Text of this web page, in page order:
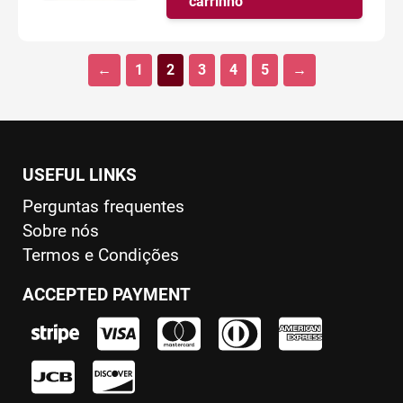
R$35.00.R$25.00.
← 1 2 3 4 5 →
USEFUL LINKS
Perguntas frequentes
Sobre nós
Termos e Condições
ACCEPTED PAYMENT